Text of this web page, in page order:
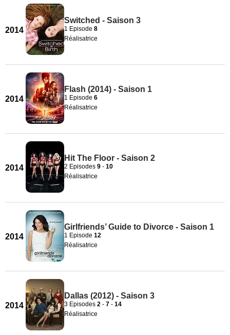
2014
Switched - Saison 3
1 Episode 8
Réalisatrice
2014
Flash (2014) - Saison 1
1 Episode 6
Réalisatrice
2014
Hit The Floor - Saison 2
2 Episodes 9 - 10
Réalisatrice
2014
Girlfriends’ Guide to Divorce - Saison 1
1 Episode 12
Réalisatrice
2014
Dallas (2012) - Saison 3
3 Episodes 2 - 7 - 14
Réalisatrice